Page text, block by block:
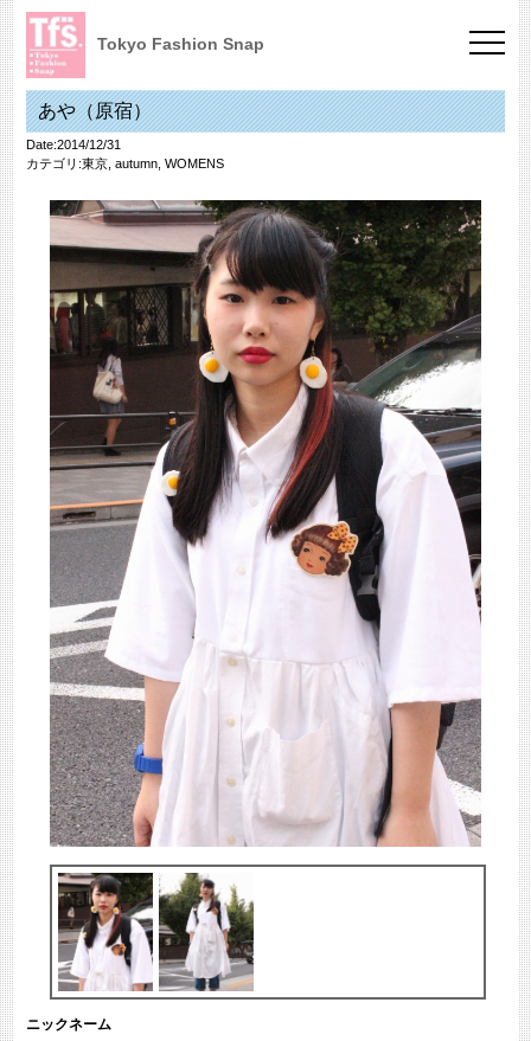
Tokyo Fashion Snap
あや（原宿）
Date:2014/12/31
カテゴリ:東京, autumn, WOMENS
ニックネーム